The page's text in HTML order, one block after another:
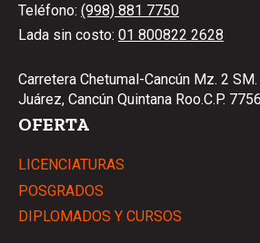
Teléfono: (998) 881 7750
Lada sin costo: 01 800822 2628
Carretera Chetumal-Cancún Mz. 2
Juárez, Cancún Quintana Roo.C.P.
OFERTA
LICENCIATURAS
POSGRADOS
DIPLOMADOS Y CURSOS